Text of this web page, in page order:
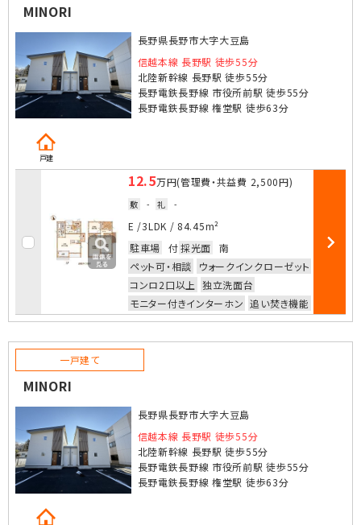
MINORI
長野県長野市大字大豆島
信越本線 長野駅 徒歩55分
北陸新幹線 長野駅 徒歩55分
長野電鉄長野線 市役所前駅 徒歩55分
長野電鉄長野線 権堂駅 徒歩63分
戸建
12.5万円(管理費・共益費 2,500円)
敷 - 礼 -
E /3LDK / 84.45m²
駐車場
付採光面
南
ペット可・相談
ウォークインクローゼット
コンロ2口以上 独立洗面台
モニター付きインターホン 追い焚き機能
部屋詳細
一戸建て
MINORI
長野県長野市大字大豆島
信越本線 長野駅 徒歩55分
北陸新幹線 長野駅 徒歩55分
長野電鉄長野線 市役所前駅 徒歩55分
長野電鉄長野線 権堂駅 徒歩63分